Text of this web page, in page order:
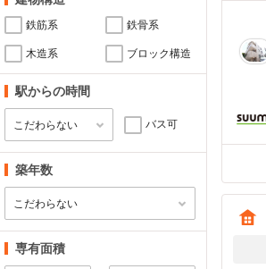
鉄筋系 鉄骨系
木造系 ブロック構造
駅からの時間
バス可
築年数
専有面積